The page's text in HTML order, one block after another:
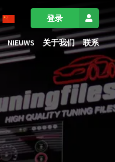
登录
NIEUWS 关于我们 联系